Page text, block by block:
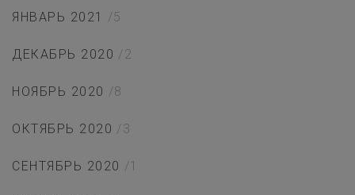
ЯНВАРЬ 2021 /5
ДЕКАБРЬ 2020 /2
НОЯБРЬ 2020 /8
ОКТЯБРЬ 2020 /3
СЕНТЯБРЬ 2020 /1